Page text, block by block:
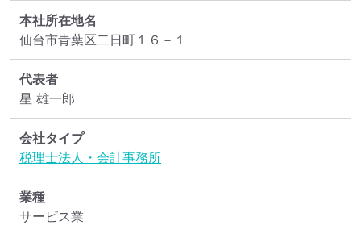
本社所在地名
仙台市青葉区二日町１６－１
代表者
星 雄一郎
会社タイプ
税理士法人・会計事務所
業種
サービス業